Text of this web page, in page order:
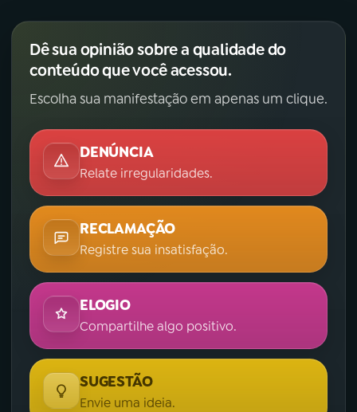
Dê sua opinião sobre a qualidade do
conteúdo que você acessou.
Escolha sua manifestação em apenas um clique.
DENÚNCIA
Relate irregularidades.
RECLAMAÇÃO
Registre sua insatisfação.
ELOGIO
Compartilhe algo positivo.
SUGESTÃO
Envie uma ideia.